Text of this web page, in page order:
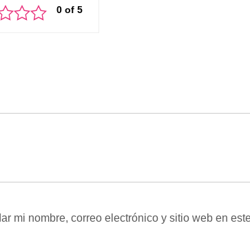
mi nombre, correo electrónico y sitio web en